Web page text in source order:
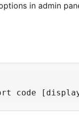
in admin